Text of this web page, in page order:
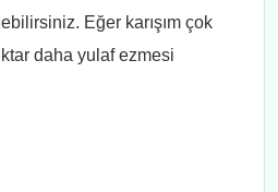
Eğer karışım çok
daha yulaf ezmesi